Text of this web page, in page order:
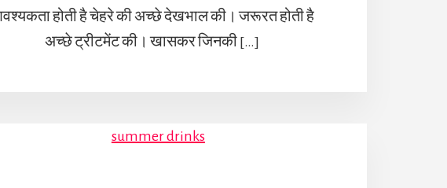
होती है चेहरे की अच्छे देखभाल की। जरूरत होती है
अच्छे ट्रीटमेंट की। खासकर जिनकी […]